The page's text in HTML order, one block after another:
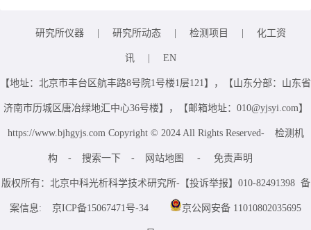
研究所仪器 研究所动态 检测项目 化工资
讯 EN
【地址：北京市丰台区航丰路8号院1号楼1层121】，【山东分部：山东省
济南市历城区唐冶绿地汇中心36号楼】，【邮箱地址：010@yjsyi.com】
https://www.bjhgyjs.com Copyright © 2024 All Rights Reserved- 检测机
构 - 搜索一下 - 网站地图 - 免责声明
版权所有：北京中科光析科学技术研究所-【投诉举报】010-82491398 备
案信息: 京ICP备15067471号-34 京公网安备 11010802035695